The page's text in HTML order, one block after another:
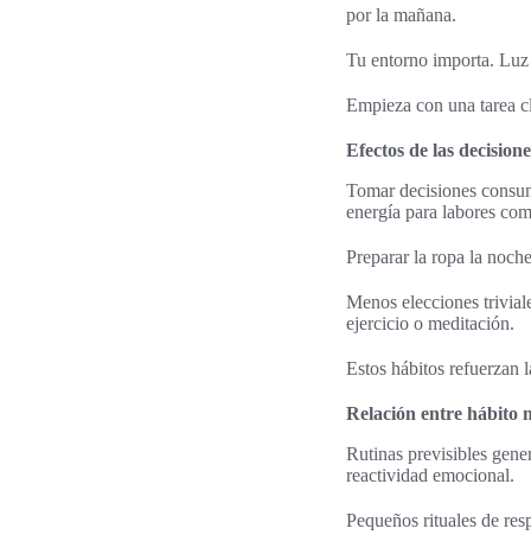
por la mañana.
Tu entorno importa.
Empieza con una tarea
Efectos de las
Tomar decisiones
energía para labores
Preparar la ropa la
Menos elecciones
ejercicio o meditación.
Estos hábitos refuerzan
Relación entre hábito
Rutinas previsibles
reactividad emocional.
Pequeños rituales de